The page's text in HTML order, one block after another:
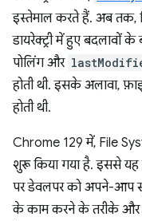
इस्तेमाल करते हैं. अब तक,
डायरेक्ट्री में हुए बदलावों
पोलिंग और
होती थी. इसके अलावा,
होती थी.
Chrome 129 में, File
शुरू किया गया है. इससे यह
पर डेवलपर को अपने-आप
के काम करने के तरीके और